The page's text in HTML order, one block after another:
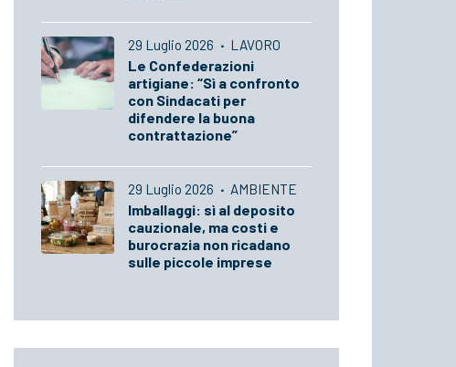
29 Luglio 2026 · LAVORO
Le Confederazioni
artigiane: “Sì a confronto
con Sindacati per
difendere la buona
contrattazione”
29 Luglio 2026 · AMBIENTE
Imballaggi: sì al deposito
cauzionale, ma costi e
burocrazia non ricadano
sulle piccole imprese